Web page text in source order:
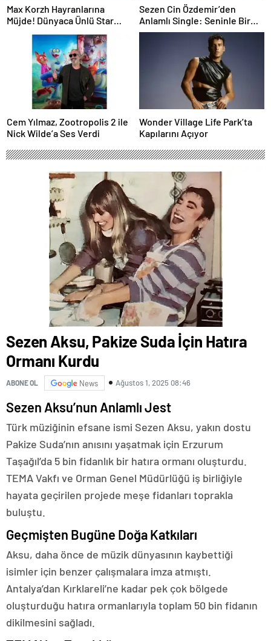
Max Korzh Hayranlarına
Müjde! Dünyaca Ünlü Star
İstanbul’da Canlı
Performansla Hayranlarıyla
Buluşuyor
Sezen Cin Özdemir’den
Anlamlı Single: Seninle Bir
Sonbahar
Cem Yılmaz, Zootropolis 2 ile
Nick Wilde’a Ses Verdi
Wonder Village Life Park’ta
Kapılarını Açıyor
Sezen Aksu, Pakize Suda İçin Hatıra
Ormanı Kurdu
ABONE OL News Ağustos 1, 2025 08:46
Sezen Aksu’nun Anlamlı Jest
Türk müziğinin efsane ismi Sezen Aksu, yakın dostu
Pakize Suda’nın anısını yaşatmak için Erzurum
Taşağıl’da 5 bin fidanlık bir hatıra ormanı oluşturdu.
TEMA Vakfı ve Orman Genel Müdürlüğü iş birliğiyle
hayata geçirilen projede meşe fidanları toprakla
buluştu.
Geçmişten Bugüne Doğa Katkıları
Aksu, daha önce de müzik dünyasının kaybettiği
isimler için benzer çalışmalara imza atmıştı.
Antalya’dan Kırklareli’ne kadar pek çok bölgede
oluşturduğu hatıra ormanlarıyla toplam 50 bin fidanın
dikilmesini sağladı.